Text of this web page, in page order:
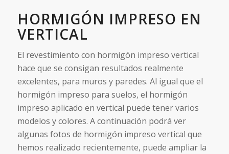
HORMIGÓN IMPRESO EN
VERTICAL
El revestimiento con hormigón impreso vertical
hace que se consigan resultados realmente
excelentes, para muros y paredes. Al igual que el
hormigón impreso para suelos, el hormigón
impreso aplicado en vertical puede tener varios
modelos y colores. A continuación podrá ver
algunas fotos de hormigón impreso vertical que
hemos realizado recientemente, puede ampliar la